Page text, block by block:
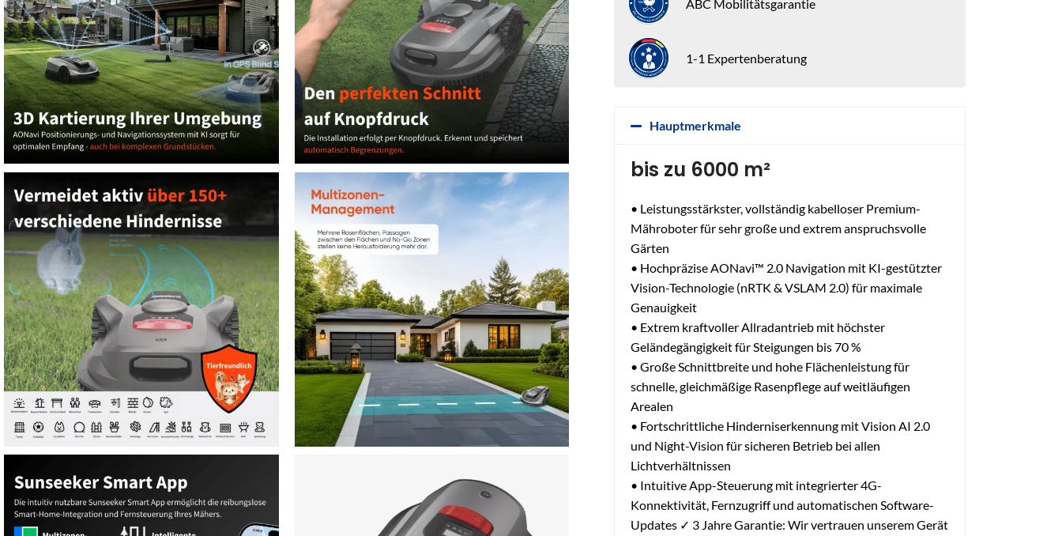
ABC Mobilitätsgarantie
1-1 Expertenberatung
Hauptmerkmale
bis zu 6000 m²
• Leistungsstärkster, vollständig kabelloser Premium-
Mähroboter für sehr große und extrem anspruchsvolle
Gärten
• Hochpräzise AONavi™ 2.0 Navigation mit KI-gestützter
Vision-Technologie (nRTK & VSLAM 2.0) für maximale
Genauigkeit
• Extrem kraftvoller Allradantrieb mit höchster
Geländegängigkeit für Steigungen bis 70 %
• Große Schnittbreite und hohe Flächenleistung für
schnelle, gleichmäßige Rasenpflege auf weitläufigen
Arealen
• Fortschrittliche Hinderniserkennung mit Vision AI 2.0
und Night-Vision für sicheren Betrieb bei allen
Lichtverhältnissen
• Intuitive App-Steuerung mit integrierter 4G-
Konnektivität, Fernzugriff und automatischen Software-
Updates ✓ 3 Jahre Garantie: Wir vertrauen unserem Gerät